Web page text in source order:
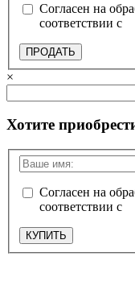
Согласен на
соответствии с
ПРОДАТЬ
×
Хотите
Согласен на
соответствии с
КУПИТЬ